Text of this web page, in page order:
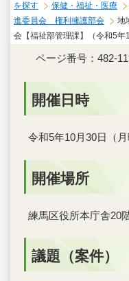
を探す
保健・福祉・医療
進委員会 権利擁護部会
地
会【福祉部管理課】（令和5年
ページ番号：482-
開催日時
令和5年10月30日（
開催場所
練馬区役所本庁舎20
議題（案件）